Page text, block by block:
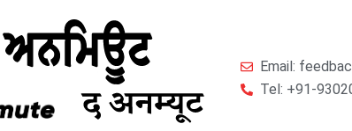
Email:
Tel: +91-